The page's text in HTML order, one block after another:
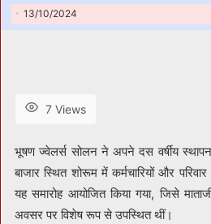
13/10/2024
7 Views
भूषण ज्वेलर्स सोलन ने अपने दस वर्षीय
बाजार स्थित शोरूम में कर्मचारियों और
यह समारोह आयोजित किया गया, जिसे
अवसर पर विशेष रूप से उपस्थित थीं।